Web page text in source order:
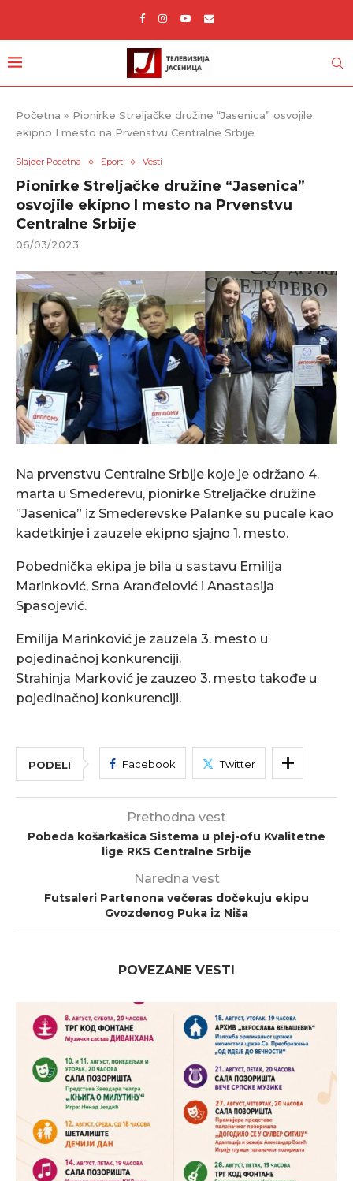
Početna » Pionirke Streljačke družine “Jasenica” osvojile
ekipno I mesto na Prvenstvu Centralne Srbije
Slajder Pocetna Sport Vesti
Pionirke Streljačke družine “Jasenica”
osvojile ekipno I mesto na Prvenstvu
Centralne Srbije
06/03/2023
Na prvenstvu Centralne Srbije koje je održano 4.
marta u Smederevu, pionirke Streljačke družine
”Jasenica” iz Smederevske Palanke su pucale kao
kadetkinje i zauzele ekipno sjajno 1. mesto.
Pobednička ekipa je bila u sastavu Emilija
Marinković, Srna Aranđelović i Anastasija
Spasojević.
Emilija Marinković je zauzela 3. mesto u
pojedinačnoj konkurenciji.
Strahinja Marković je zauzeo 3. mesto takođe u
pojedinačnoj konkurenciji.
PODELI Facebook Twitter
Prethodna vest
Pobeda košarkašica Sistema u plej-ofu Kvalitetne
lige RKS Centralne Srbije
Naredna vest
Futsaleri Partenona večeras dočekuju ekipu
Gvozdenog Puka iz Niša
POVEZANE VESTI